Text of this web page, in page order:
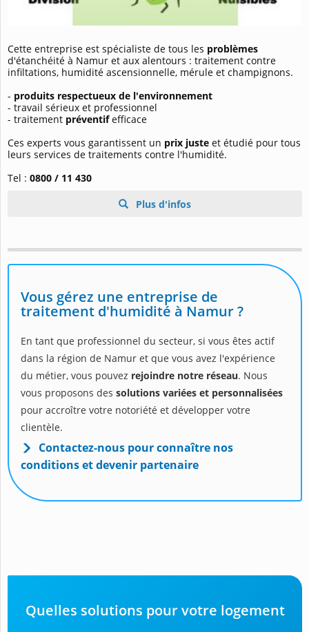
Cette entreprise est spécialiste de tous les problèmes
d'étanchéité à Namur et aux alentours : traitement contre
infiltations, humidité ascensionnelle, mérule et champignons.
- produits respectueux de l'environnement
- travail sérieux et professionnel
- traitement préventifefficace
Ces experts vous garantissent un prix juste et étudié pour tous
leurs services de traitements contre l'humidité.
Tel : 0800 / 11 430
Plus d'infos
Vous gérez une entreprise de
traitement d'humidité à Namur ?
En tant que professionnel du secteur, si vous êtes actif
dans la région de Namur et que vous avez l'expérience
du métier, vous pouvez rejoindre notre réseau. Nous
vous proposons des solutions variées et personnalisées
pour accroître votre notoriété et développer votre
clientèle.
Contactez-nous pour connaître nos
conditions et devenir partenaire
Quelles solutions pour votre logement